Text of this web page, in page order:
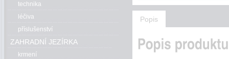
Popis
technika
léčiva
příslušenství
ZAHRADNÍ JEZÍRKA
krmení